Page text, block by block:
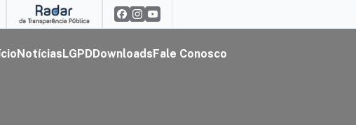
Notícias LGPDDownloads Fale Conosco